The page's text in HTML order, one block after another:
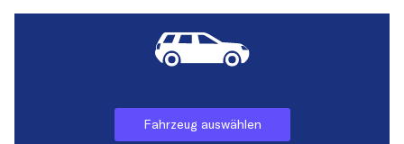
Fahrzeug auswählen